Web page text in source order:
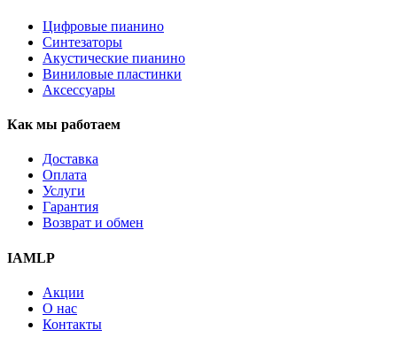
Цифровые пианино
Синтезаторы
Акустические пианино
Виниловые пластинки
Аксессуары
Как мы работаем
Доставка
Оплата
Услуги
Гарантия
Возврат и обмен
IAMLP
Акции
О нас
Контакты